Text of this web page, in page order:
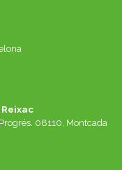
08110, Montcada